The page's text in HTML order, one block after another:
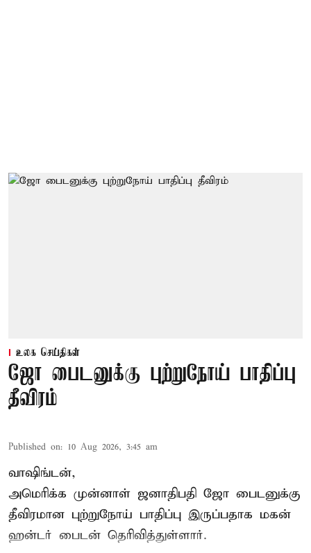
உலக செய்திகள்
ஜோ பைடனுக்கு புற்றுநோய் பாதிப்பு
தீவிரம்
Published on: 10 Aug 2026, 3:45 am
வாஷிங்டன்,
அமெரிக்க முன்னாள் ஜனாதிபதி ஜோ பைடனுக்கு
தீவிரமான புற்றுநோய் பாதிப்பு இருப்பதாக மகன்
ஹன்டர் பைடன் தெரிவித்துள்ளார்.